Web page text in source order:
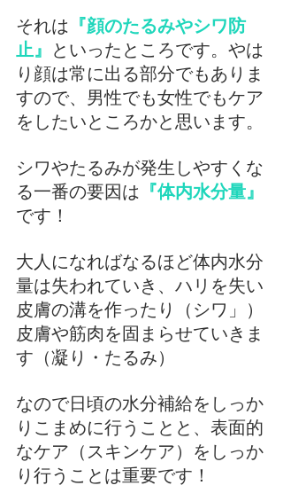
それは 『顔のたるみやシワ防
止』
といったところです。やは
り顔は常に出る部分でもありま
すので、男性でも女性でもケア
をしたいところかと思います。
シワやたるみが発生しやすくな
る一番の要因は 『体内水分量』
です！
大人になればなるほど体内水分
量は失われていき、ハリを失い
皮膚の溝を作ったり（シワ」）
皮膚や筋肉を固まらせていきま
す（凝り・たるみ）
なので日頃の水分補給をしっか
りこまめに行うことと、表面的
なケア（スキンケア）をしっか
り行うことは重要です！